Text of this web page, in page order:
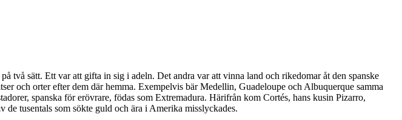
två sätt. Ett var att gifta in sig i adeln. Det andra var att vinna land och rikedomar åt den spanske
och orter efter dem där hemma. Exempelvis bär Medellin, Guadeloupe och Albuquerque samma
spanska för erövrare, födas som Extremadura. Härifrån kom Cortés, hans kusin Pizarro,
tusentals som sökte guld och ära i Amerika misslyckades.